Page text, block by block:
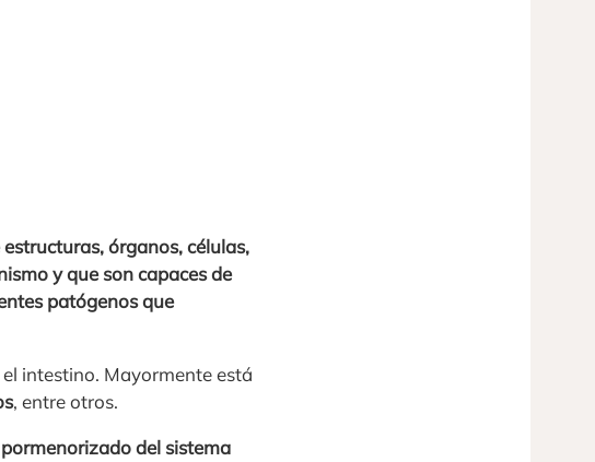
órganos, células,
y que son capaces de
patógenos que
intestino. Mayormente está
, entre otros.
del sistema